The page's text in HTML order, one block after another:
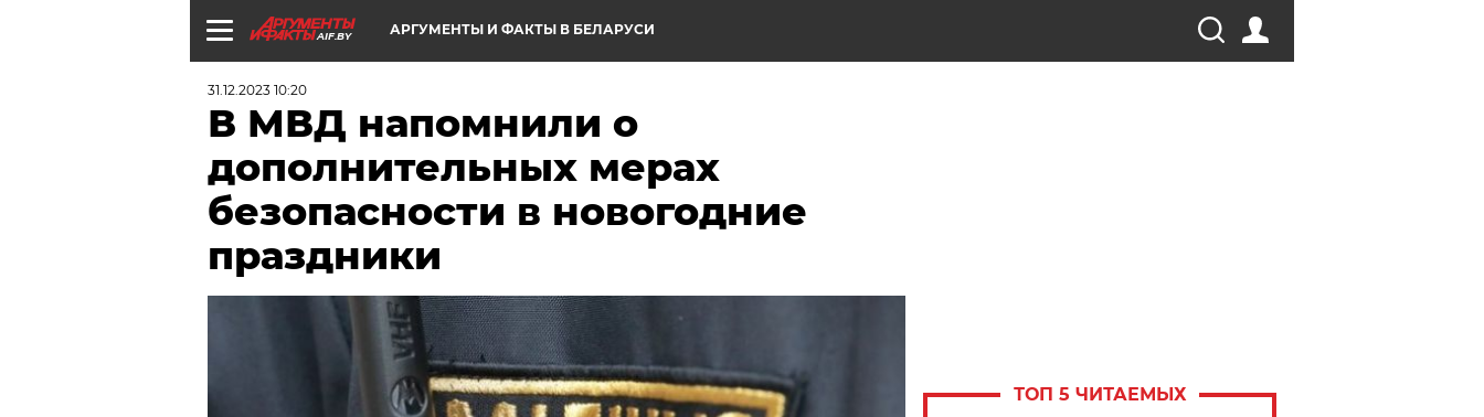
AIF.BY АРГУМЕНТЫ И ФАКТЫ В БЕЛАРУСИ
31.12.2023 10:20
В МВД напомнили о
дополнительных мерах
безопасности в новогодние
праздники
ТОП 5 ЧИТАЕМЫХ